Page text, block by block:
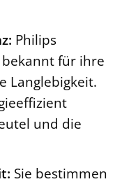
Philips
für ihre
Langlebigkeit.
und die
Sie bestimmen